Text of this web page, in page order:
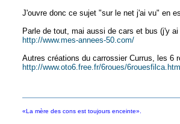
J'ouvre donc ce sujet "sur le net j'ai vu" en
Parle de tout, mai aussi de cars et bus (j'y
http://www.mes-annees-50.com/
Autres créations du carrossier Currus, les 6
http://www.oto6.free.fr/6roues/6rouesfilca.htm
«La mère des cons est toujours enceinte».